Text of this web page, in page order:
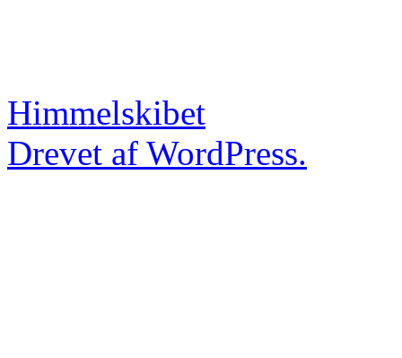
Himmelskibet
Drevet af WordPress.